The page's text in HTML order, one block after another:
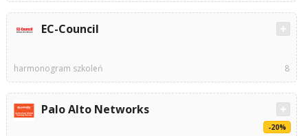
EC-Council
harmonogram szkoleń 8
Palo Alto Networks
-20%